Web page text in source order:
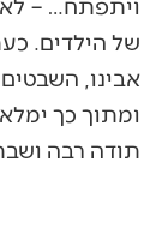
ויתפתח… – לא
של הילדים.
אבינו,
ומתוך כך
תודה רבה